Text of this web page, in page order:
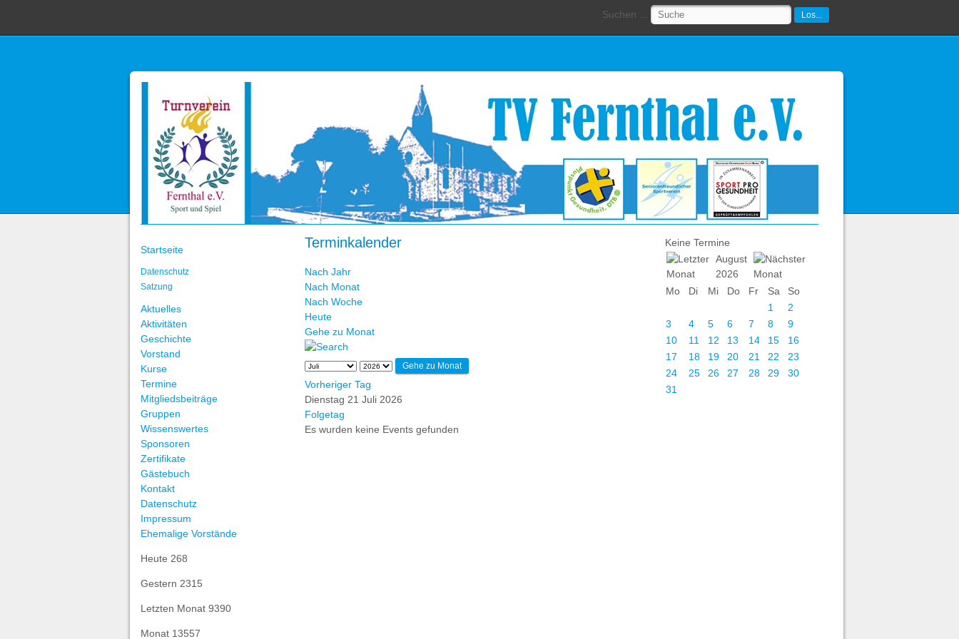
Suchen ... Los...
Startseite
Datenschutz
Satzung
Aktuelles
Aktivitäten
Geschichte
Vorstand
Kurse
Termine
Mitgliedsbeiträge
Gruppen
Wissenswertes
Sponsoren
Zertifikate
Gästebuch
Kontakt
Datenschutz
Impressum
Ehemalige Vorstände
Heute 268
Gestern 2315
Letzten Monat 9390
Monat 13557
Terminkalender
Nach Jahr
Nach Monat
Nach Woche
Heute
Gehe zu Monat
Gehe zu Monat
Vorheriger Tag
Dienstag 21 Juli 2026
Folgetag
Es wurden keine Events gefunden
Keine Termine
August
2026
Mo
Di Mi Do Fr Sa
So
1
2
3
4 5 6 7 8
9
10
11 12 13 14 15
16
17
18 19 20 21 22
23
24
25 26 27 28 29
30
31